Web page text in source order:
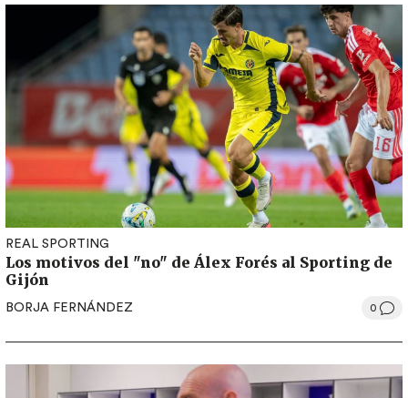
REAL SPORTING
Los motivos del "no" de Álex Forés al Sporting de
Gijón
BORJA FERNÁNDEZ 0